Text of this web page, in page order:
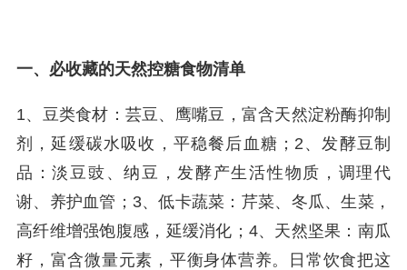
一、必收藏的天然控糖食物清单
1、豆类食材：芸豆、鹰嘴豆，富含天然淀粉酶抑制
剂，延缓碳水吸收，平稳餐后血糖；2、发酵豆制
品：淡豆豉、纳豆，发酵产生活性物质，调理代
谢、养护血管；3、低卡蔬菜：芹菜、冬瓜、生菜，
高纤维增强饱腹感，延缓消化；4、天然坚果：南瓜
籽，富含微量元素，平衡身体营养。日常饮食把这